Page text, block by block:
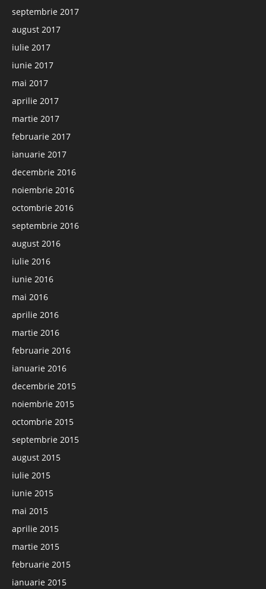
septembrie 2017
august 2017
iulie 2017
iunie 2017
mai 2017
aprilie 2017
martie 2017
februarie 2017
ianuarie 2017
decembrie 2016
noiembrie 2016
octombrie 2016
septembrie 2016
august 2016
iulie 2016
iunie 2016
mai 2016
aprilie 2016
martie 2016
februarie 2016
ianuarie 2016
decembrie 2015
noiembrie 2015
octombrie 2015
septembrie 2015
august 2015
iulie 2015
iunie 2015
mai 2015
aprilie 2015
martie 2015
februarie 2015
ianuarie 2015